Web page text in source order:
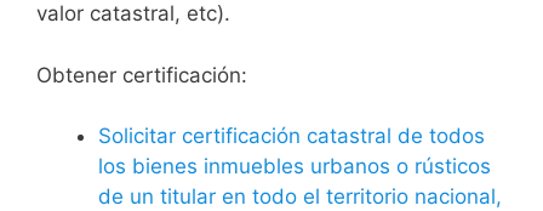
valor catastral, etc).
Obtener certificación:
Solicitar certificación catastral de todos
los bienes inmuebles urbanos o rústicos
de un titular en todo el territorio nacional,